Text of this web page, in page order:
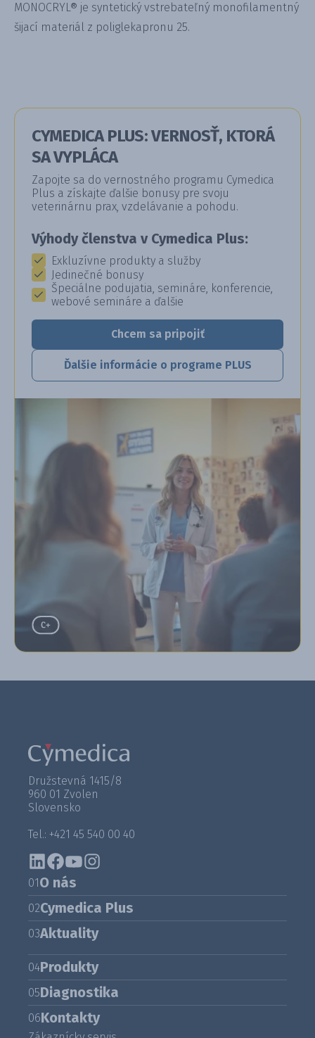
MONOCRYL® je syntetický vstrebateľný monofilamentný
šijací materiál z poliglekapronu 25.
CYMEDICA PLUS: VERNOSŤ, KTORÁ
SA VYPLÁCA
Zapojte sa do vernostného programu Cymedica
Plus a získajte ďalšie bonusy pre svoju
veterinárnu prax, vzdelávanie a pohodu.
Výhody členstva v Cymedica Plus:
Exkluzívne produkty a služby
Jedinečné bonusy
Špeciálne podujatia, semináre, konferencie,
webové semináre a ďalšie
Chcem sa pripojiť
Ďalšie informácie o programe PLUS
Družstevná 1415/8
960 01 Zvolen
Slovensko
Tel.: +421 45 540 00 40
01O nás
02Cymedica Plus
03Aktuality
04Produkty
05Diagnostika
06Kontakty